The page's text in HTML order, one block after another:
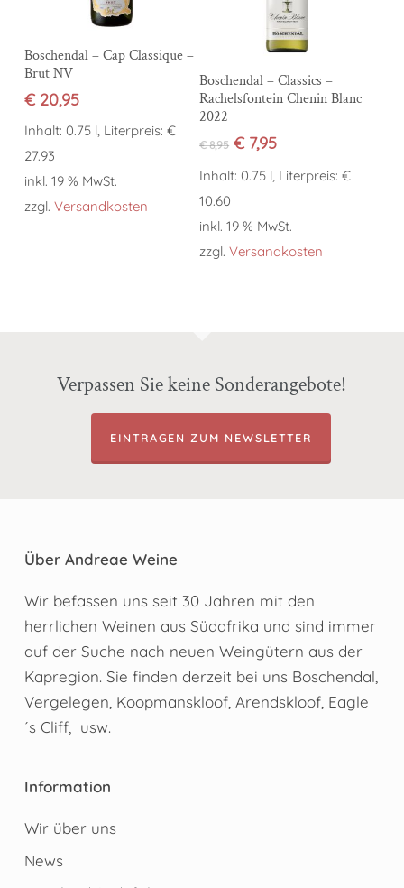
In den Warenkorb
Boschendal – Cap Classique –
Brut NV
€20,95
Inhalt: 0.75 l, Literpreis: €
27.93
inkl. 19 % MwSt.
zzgl. Versandkosten
Weiterlesen
Boschendal – Classics –
Rachelsfontein Chenin Blanc
2022
€8,95 Ursprünglicher
war:
€7,95Aktueller
ist:
Inhalt: 0.75 l, Literpreis: €
10.60
inkl. 19 % MwSt.
zzgl.Versandkosten
Verpassen Sie keine Sonderangebote!
EINTRAGEN ZUM NEWSLETTER
Über Andreae Weine
Wir befassen uns seit 30 Jahren mit den
herrlichen Weinen aus Südafrika und sind immer
auf der Suche nach neuen Weingütern aus der
Kapregion. Sie finden derzeit bei uns Boschendal,
Vergelegen, Koopmanskloof, Arendskloof, Eagle
´s Cliff, usw.
Information
Wir über uns
News